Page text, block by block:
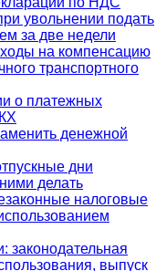
увольнении подать
за две недели
на компенсацию
транспортного
о платежных
денежной
дни
делать
налоговые
законодательная
выпуск